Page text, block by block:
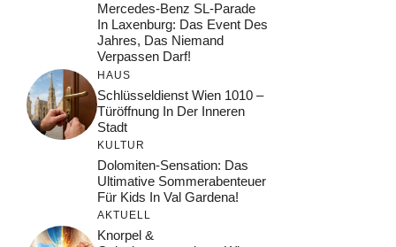
Mercedes-Benz SL-Parade
In Laxenburg: Das Event Des
Jahres, Das Niemand
Verpassen Darf!
HAUS
Schlüsseldienst Wien 1010 –
Türöffnung In Der Inneren
Stadt
KULTUR
Dolomiten-Sensation: Das
Ultimative Sommerabenteuer
Für Kids In Val Gardena!
AKTUELL
Knorpel &